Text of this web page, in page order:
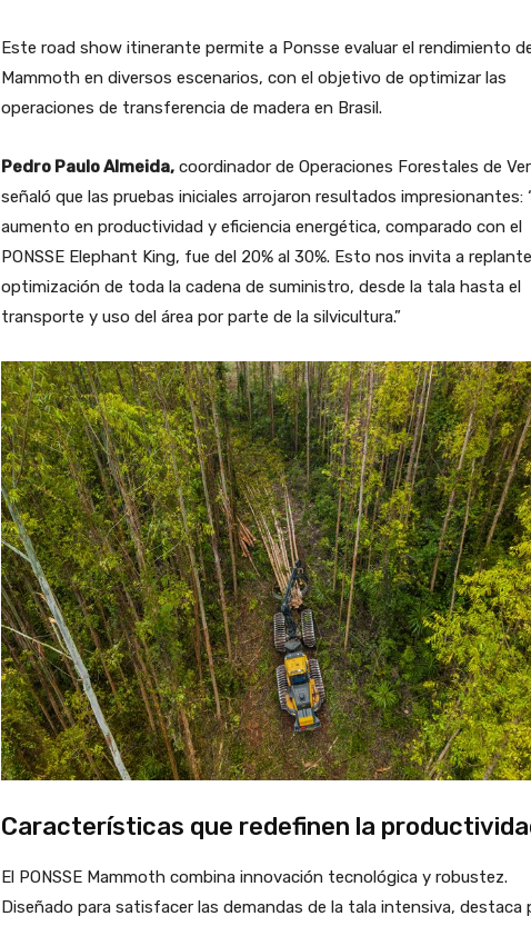
Este road show itinerante permite a Ponsse evaluar el rendimiento
Mammoth en diversos escenarios, con el objetivo de optimizar las
operaciones de transferencia de madera en Brasil.
Pedro Paulo Almeida,coordinador de Operaciones Forestales de
señaló que las pruebas iniciales arrojaron resultados impresionantes:
aumento en productividad y eficiencia energética, comparado con el
PONSSE Elephant King, fue del 20% al 30%. Esto nos invita a
optimización de toda la cadena de suministro, desde la tala hasta el
transporte y uso del área por parte de la silvicultura.”
Características que redefinen la
El PONSSE Mammoth combina innovación tecnológica y robustez.
Diseñado para satisfacer las demandas de la tala intensiva, destaca